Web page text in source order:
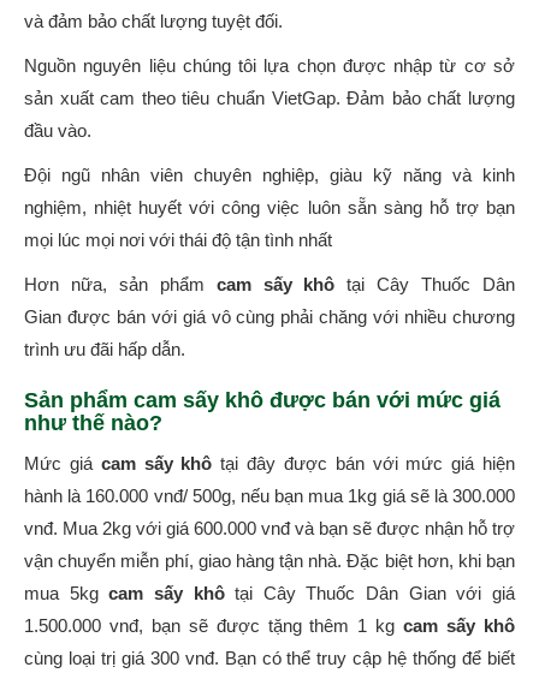
và đảm bảo chất lượng tuyệt đối.
Nguồn nguyên liệu chúng tôi lựa chọn được nhập từ cơ sở
sản xuất cam theo tiêu chuẩn VietGap. Đảm bảo chất lượng
đầu vào.
Đội ngũ nhân viên chuyên nghiệp, giàu kỹ năng và kinh
nghiệm, nhiệt huyết với công việc luôn sẵn sàng hỗ trợ bạn
mọi lúc mọi nơi với thái độ tận tình nhất
Hơn nữa, sản phẩm cam sấy khô tại Cây Thuốc Dân
Gian được bán với giá vô cùng phải chăng với nhiều chương
trình ưu đãi hấp dẫn.
Sản phẩm cam sấy khô được bán với mức giá
như thế nào?
Mức giá cam sấy khô tại đây được bán với mức giá hiện
hành là 160.000 vnđ/ 500g, nếu bạn mua 1kg giá sẽ là 300.000
vnđ. Mua 2kg với giá 600.000 vnđ và bạn sẽ được nhận hỗ trợ
vận chuyển miễn phí, giao hàng tận nhà. Đặc biệt hơn, khi bạn
mua 5kgcam sấy khôtại Cây Thuốc Dân Gian với giá
1.500.000 vnđ, bạn sẽ được tặng thêm 1 kgcam sấy khô
cùng loại trị giá 300 vnđ. Bạn có thể truy cập hệ thống để biết